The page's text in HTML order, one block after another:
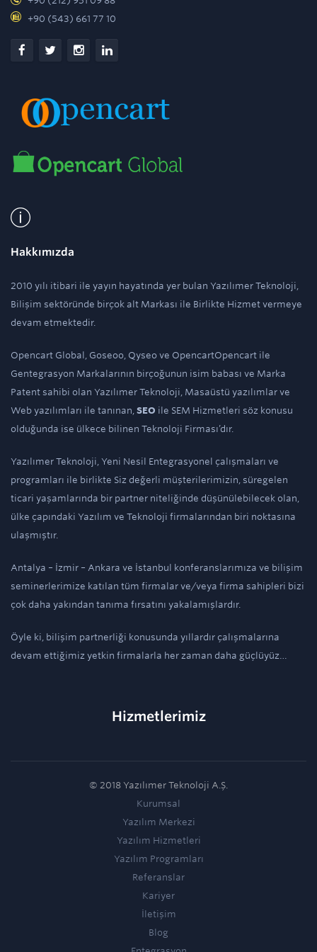
+90 (543) 661 77 10
Hakkımızda
2010 yılı itibari ile yayın hayatında yer bulan Yazılımer Teknoloji,
Bilişim sektöründe birçok alt Markası ile Birlikte Hizmet vermeye
devam etmektedir.
Opencart Global, Goseoo, Qyseo ve OpencartOpencart ile
Gentegrasyon Markalarının birçoğunun isim babası ve Marka
Patent sahibi olan Yazılımer Teknoloji, Masaüstü yazılımlar ve
Web yazılımları ile tanınan, SEO ile SEM Hizmetleri söz konusu
olduğunda ise ülkece bilinen Teknoloji Firması’dır.
Yazılımer Teknoloji, Yeni Nesil Entegrasyonel çalışmaları ve
programları ile birlikte Siz değerli müşterilerimizin, süregelen
ticari yaşamlarında bir partner niteliğinde düşünülebilecek olan,
ülke çapındaki Yazılım ve Teknoloji firmalarından biri noktasına
ulaşmıştır.
Antalya – İzmir – Ankara ve İstanbul konferanslarımıza ve bilişim
seminerlerimize katılan tüm firmalar ve/veya firma sahipleri bizi
çok daha yakından tanıma fırsatını yakalamışlardır.
Öyle ki, bilişim partnerliği konusunda yıllardır çalışmalarına
devam ettiğimiz yetkin firmalarla her zaman daha güçlüyüz…
Hizmetlerimiz
© 2018 Yazılımer Teknoloji A.Ş.
Kurumsal
Yazılım Merkezi
Yazılım Hizmetleri
Yazılım Programları
Referanslar
Kariyer
İletişim
Blog